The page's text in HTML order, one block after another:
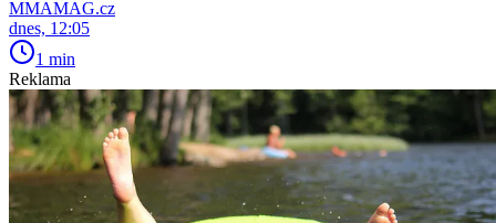
MMAMAG.cz
dnes, 12:05
1 min
Reklama